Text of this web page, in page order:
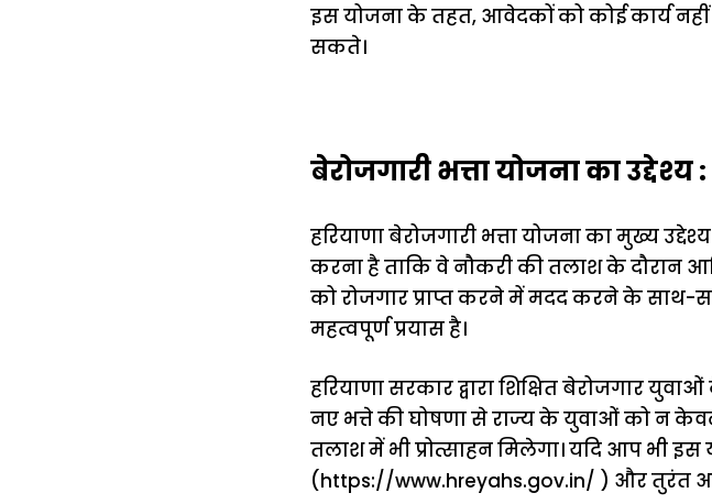
इस योजना के तहत, आवेदकों को कोई कार्य
सकते।
बेरोजगारी भत्ता योजना का उद्देश्य :
हरियाणा बेरोजगारी भत्ता योजना का मुख्य
करना है ताकि वे नौकरी की तलाश के दौरान
को रोजगार प्राप्त करने में मदद करने के
महत्वपूर्ण प्रयास है।
हरियाणा सरकार द्वारा शिक्षित बेरोजगार
नए भत्ते की घोषणा से राज्य के युवाओं को न
तलाश में भी प्रोत्साहन मिलेगा। यदि आप भी
(https://www.hreyahs.gov.in/ ) और तुरंत